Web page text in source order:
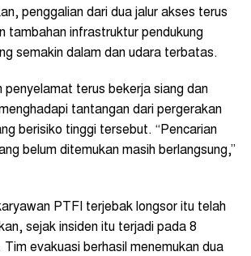
penggalian dari dua jalur akses terus
tambahan infrastruktur pendukung
semakin dalam dan udara terbatas.
penyelamat terus bekerja siang dan
tantangan dari pergerakan
berisiko tinggi tersebut. “Pencarian
belum ditemukan masih berlangsung,”
PTFI terjebak longsor itu telah
sejak insiden itu terjadi pada 8
Tim evakuasi berhasil menemukan dua